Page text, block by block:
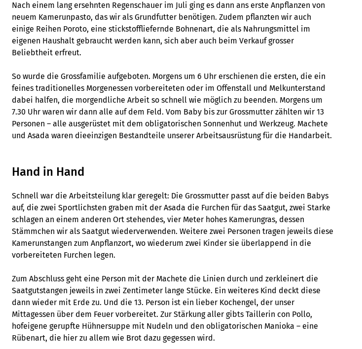
Nach einem lang ersehnten Regenschauer im Juli ging es dann ans erste Anpflanzen von
neuem Kamerunpasto, das wir als Grundfutter benötigen. Zudem pflanzten wir auch
einige Reihen Poroto, eine stickstoffliefernde Bohnenart, die als Nahrungsmittel im
eigenen Haushalt gebraucht werden kann, sich aber auch beim Verkauf grosser
Beliebtheit erfreut.
So wurde die Grossfamilie aufgeboten. Morgens um 6 Uhr erschienen die ersten, die ein
feines traditionelles Morgenessen vorbereiteten oder im Offenstall und Melkunterstand
dabei halfen, die morgendliche Arbeit so schnell wie möglich zu beenden. Morgens um
7.30 Uhr waren wir dann alle auf dem Feld. Vom Baby bis zur Grossmutter zählten wir 13
Personen – alle ausgerüstet mit dem obligatorischen Sonnenhut und Werkzeug. Machete
und Asada waren dieeinzigen Bestandteile unserer Arbeitsausrüstung für die Handarbeit.
Hand in Hand
Schnell war die Arbeitsteilung klar geregelt: Die Grossmutter passt auf die beiden Babys
auf, die zwei Sportlichsten graben mit der Asada die Furchen für das Saatgut, zwei Starke
schlagen an einem anderen Ort stehendes, vier Meter hohes Kamerungras, dessen
Stämmchen wir als Saatgut wiederverwenden. Weitere zwei Personen tragen jeweils diese
Kamerunstangen zum Anpflanzort, wo wiederum zwei Kinder sie überlappend in die
vorbereiteten Furchen legen.
Zum Abschluss geht eine Person mit der Machete die Linien durch und zerkleinert die
Saatgutstangen jeweils in zwei Zentimeter lange Stücke. Ein weiteres Kind deckt diese
dann wieder mit Erde zu. Und die 13. Person ist ein lieber Kochengel, der unser
Mittagessen über dem Feuer vorbereitet. Zur Stärkung aller gibts Taillerin con Pollo,
hofeigene gerupfte Hühnersuppe mit Nudeln und den obligatorischen Manioka – eine
Rübenart, die hier zu allem wie Brot dazu gegessen wird.